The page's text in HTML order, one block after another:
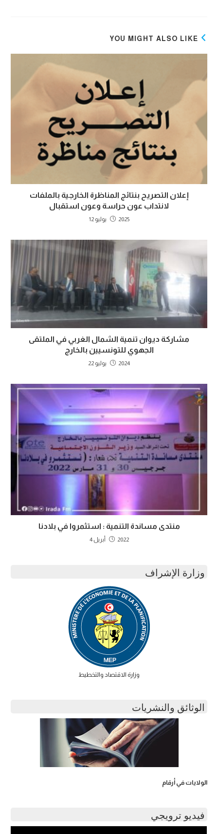
YOU MIGHT ALSO LIKE
إعلان التصريح بنتائج المناظرة الخارجية بالملفات
لانتداب عون حراسة وعون استقبال
2025 يوليو 12
مشاركة ديوان تنمية الشمال الغربي في الملتقى
الجهوي للتونسيين بالخارج
2024 يوليو 22
منتدى مساندة التنمية : استثمروا في بلادنا
2022 أبريل 4
وزارة الإشراف
وزارة الاقتصاد والتخطيط
الوثائق والنشريات
الولايات في أرقام
فيديو ترويجي